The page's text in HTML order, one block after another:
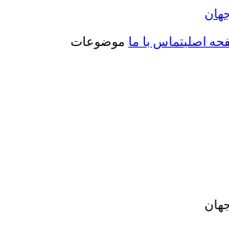
اصلیتماس با ما موضوعات